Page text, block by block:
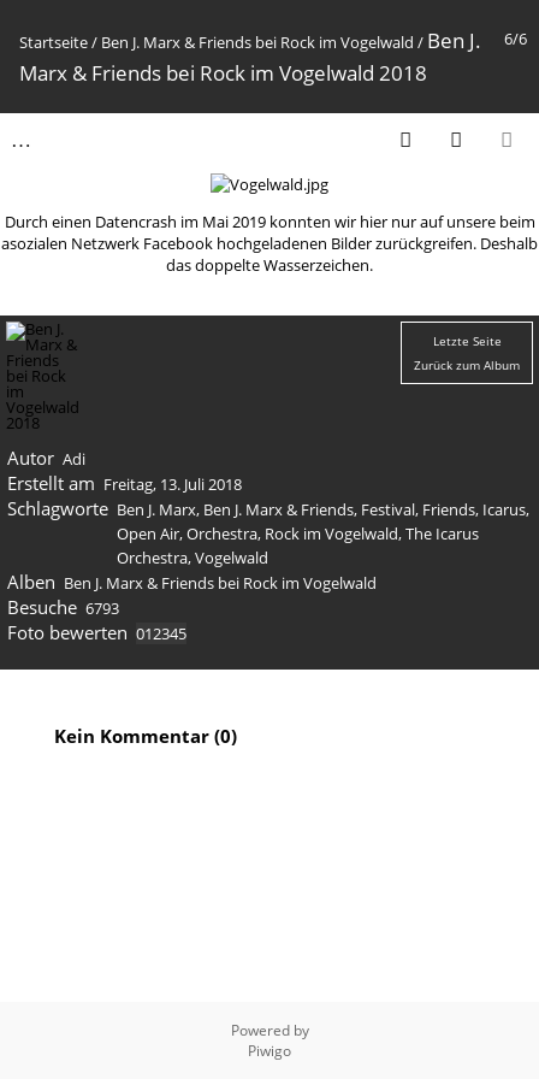
6/6
Startseite/ Ben J. Marx & Friends bei Rock im Vogelwald / Ben J.
Marx & Friends bei Rock im Vogelwald 2018
Durch einen Datencrash im Mai 2019 konnten wir hier nur auf unsere beim
asozialen Netzwerk Facebook hochgeladenen Bilder zurückgreifen. Deshalb
das doppelte Wasserzeichen.
Letzte Seite
Zurück zum Album
Autor Adi
Erstellt am Freitag, 13. Juli 2018
Schlagworte Ben J. Marx, Ben J. Marx & Friends, Festival, Friends, Icarus,
Open Air,Orchestra, Rock im Vogelwald,The Icarus
Orchestra,Vogelwald
Alben Ben J. Marx & Friends bei Rock im Vogelwald
Besuche 6793
Foto bewerten
Kein Kommentar (0)
Powered by
Piwigo